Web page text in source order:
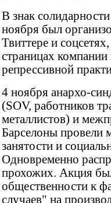
В знак
ноября был
Твиттере и
страницах
репрессивной
4 ноября анархо-
(SOV, работников
металлистов) и
Барселоны провели
занятости и
Одновременно
прохожих. Акция
общественности к
случаев" на